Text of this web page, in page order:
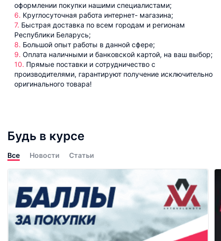
оформлении покупки нашими специалистами;
Круглосуточная работа интернет- магазина;
Быстрая доставка по всем городам и регионам
Республики Беларусь;
Большой опыт работы в данной сфере;
Оплата наличными и банковской картой, на ваш выбор;
Прямые поставки и сотрудничество с
производителями, гарантируют получение исключительно
оригинального товара!
Будь в курсе
Все Новости Статьи